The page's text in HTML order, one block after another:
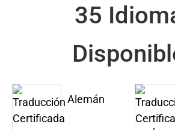
35
Alemán